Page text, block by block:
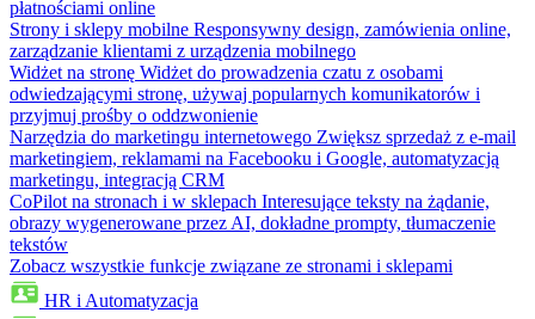
płatnościami online
Strony i sklepy mobilne Responsywny design, zamówienia online,
zarządzanie klientami z urządzenia mobilnego
Widżet na stronę Widżet do prowadzenia czatu z osobami
odwiedzającymi stronę, używaj popularnych komunikatorów i
przyjmuj prośby o oddzwonienie
Narzędzia do marketingu internetowego Zwiększ sprzedaż z e-mail
marketingiem, reklamami na Facebooku i Google, automatyzacją
marketingu, integracją CRM
CoPilot na stronach i w sklepach Interesujące teksty na żądanie,
obrazy wygenerowane przez AI, dokładne prompty, tłumaczenie
tekstów
Zobacz wszystkie funkcje związane ze stronami i sklepami
HR i Automatyzacja